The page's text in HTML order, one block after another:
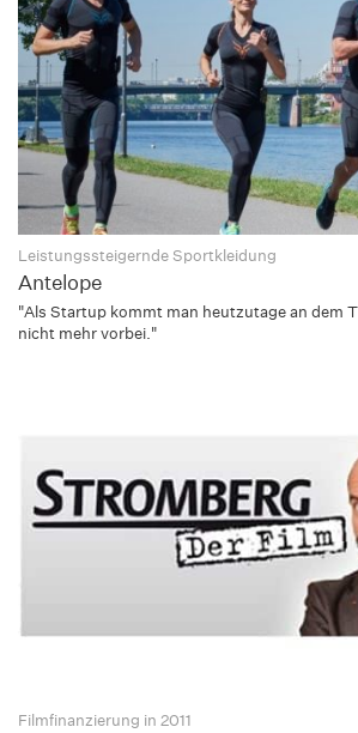
Leistungssteigernde Sportkleidung
Antelope
"Als Startup kommt man heutzutage an dem
nicht mehr vorbei."
Filmfinanzierung in 2011